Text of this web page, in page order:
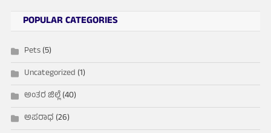
POPULAR CATEGORIES
Pets(5)
Uncategorized (1)
ಅಂತರ ಜಿಲ್ಲೆ(40)
ಅಪರಾಧ (26)